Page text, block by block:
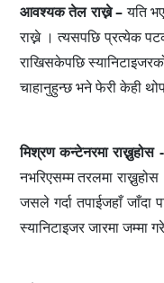
आवश्यक तेल राख्ने –यति
राख्ने । त्यसपछि प्रत्येक
राखिसकेपछि
चाहानुहुन्छ भने फेरी केही
मिश्रण कन्टेनरमा
नभरिएसम्म तरलमा
जसले गर्दा तपाईजहाँ
स्यानिटाइजर जारमा जम्मा